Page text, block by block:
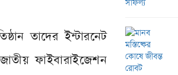
তাদের ইন্টারনেট
ফাইবারাইজেশন